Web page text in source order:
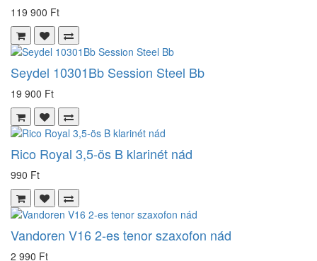
119 900 Ft
Seydel 10301Bb Session Steel Bb
19 900 Ft
Rico Royal 3,5-ös B klarinét nád
990 Ft
Vandoren V16 2-es tenor szaxofon nád
2 990 Ft